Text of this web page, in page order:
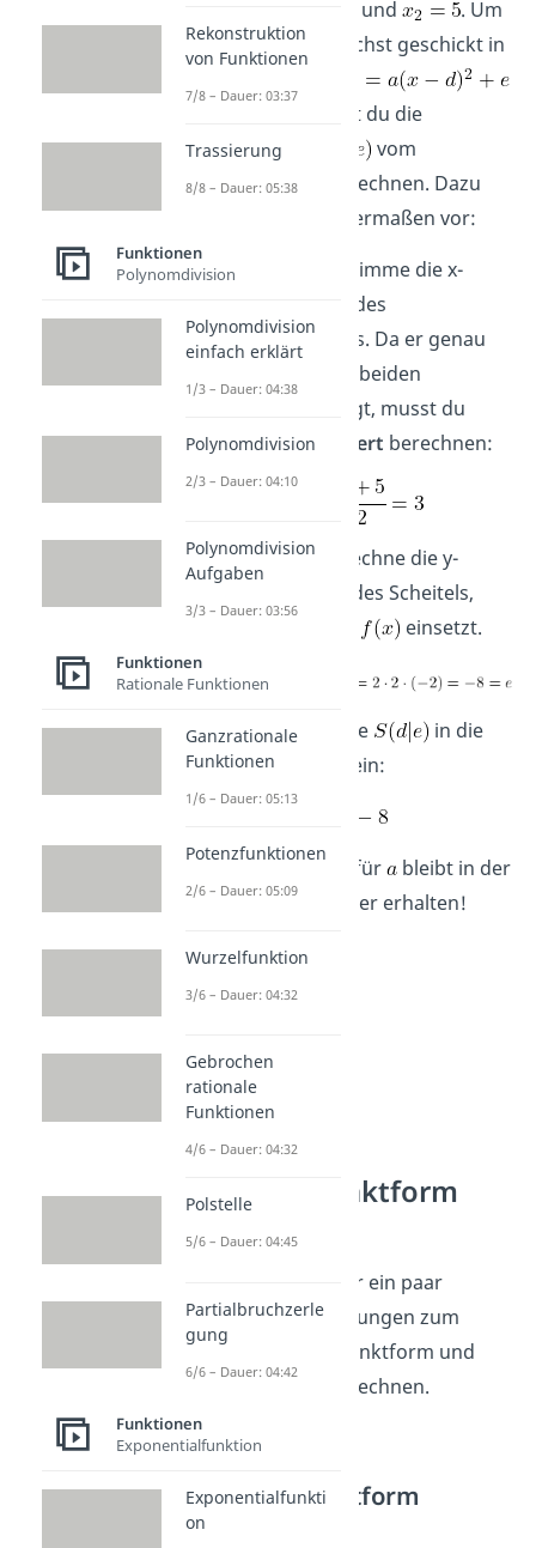
und
. Um
diese Form möglichst geschickt in
zu bringen, musst du die
Koordinaten
vom
Scheitelpunkt berechnen. Dazu
gehst du folgendermaßen vor:
Schritt 1:
Bestimme die x-
des
Scheitelpunkts. Da er genau
zwischen den beiden
Nullstellen liegt, musst du
ihrenMittelwert berechnen:
Schritt 2: Berechne die y-
des Scheitels,
einsetzt.
Schritt 3: Setze
in die
Scheitelform ein:
Merke: Der Wert für
bleibt in der
Scheitelform immer erhalten!
Scheitelpunktform
Nun zeigen wir dir ein paar
Aufgaben mit Lösungen zum
Thema Scheitelpunktform und
Scheitelpunkt berechnen.
Scheitelpunktform
aufstellen
Rekonstruktion
von Funktionen
7/8 – Dauer: 03:37
Trassierung
8/8 – Dauer: 05:38
Funktionen
Polynomdivision
Polynomdivision
einfach erklärt
1/3 – Dauer: 04:38
Polynomdivision
2/3 – Dauer: 04:10
Polynomdivision
Aufgaben
3/3 – Dauer: 03:56
Funktionen
Rationale Funktionen
Ganzrationale
Funktionen
1/6 – Dauer: 05:13
Potenzfunktionen
2/6 – Dauer: 05:09
Wurzelfunktion
3/6 – Dauer: 04:32
Gebrochen
rationale
Funktionen
4/6 – Dauer: 04:32
Polstelle
5/6 – Dauer: 04:45
Partialbruchzerle
gung
6/6 – Dauer: 04:42
Funktionen
Exponentialfunktion
Exponentialfunkti
on